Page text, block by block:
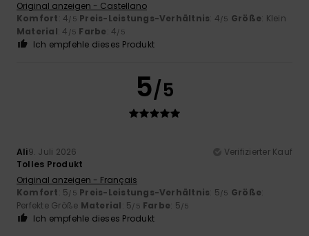
Original anzeigen - Castellano
Komfort: 4/5 Preis-Leistungs-Verhältnis: 4/5 Größe: Klein
Material: 4 /5 Farbe: 4/5
Ich empfehle dieses Produkt
5/5
Ali9. Juli 2026
Verifizierter Kauf
Tolles Produkt
Original anzeigen - Français
Komfort: 5/5 Preis-Leistungs-Verhältnis: 5/5 Größe:
Perfekte Größe Material: 5/5 Farbe: 5/5
Ich empfehle dieses Produkt